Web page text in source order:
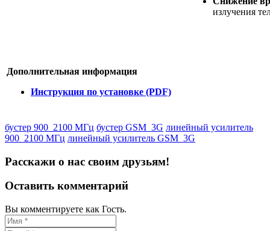
излучения
Дополнительная информация
Инструкция по установке (PDF)
бустер 900_2100 МГц бустер GSM_3G линейный усилитель
900_2100 МГц линейный усилитель GSM_3G
Расскажи о нас своим друзьям!
Оставить комментарий
Вы комментируете как Гость.